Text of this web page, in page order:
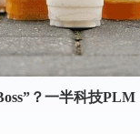
？一半科技